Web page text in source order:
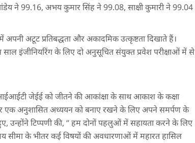
ने 99.16, अभय कुमार सिंह ने 99.08, साक्षी कुमारी ने 99.04
में अपनी अटूट प्रतिबद्धता और अकादमिक उत्कृष्टता दिखाते हैं।
इंजीनियरिंग के लिए दो अनुसूचित संयुक्त प्रवेश परीक्षाओं में से
आईआईटी जेईई को जीतने की आकांक्षा के साथ आकाश के कक्षा
एक अनुशासित अध्ययन को बनाए रखने के लिए अपने समर्पण के
उन्होंने टिप्पणी की, “ हम दोनों पहलुओं में सहायता करने के लिए
सीमा के भीतर कई विषयों की अवधारणाओं में महारत हासिल